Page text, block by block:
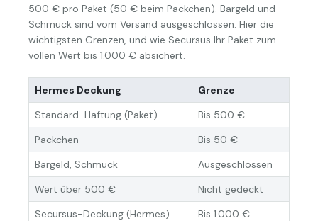
500 € pro Paket (50 € beim Päckchen). Bargeld und
Schmuck sind vom Versand ausgeschlossen. Hier die
wichtigsten Grenzen, und wie Secursus Ihr Paket zum
vollen Wert bis 1.000 € absichert.
Hermes Deckung
Grenze
Standard-Haftung (Paket)
Bis 500 €
Päckchen
Bis 50 €
Bargeld, Schmuck
Ausgeschlossen
Wert über 500 €
Nicht gedeckt
Secursus-Deckung (Hermes)
Bis 1.000 €